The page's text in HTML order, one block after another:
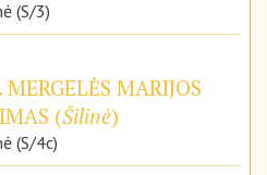
(S/3)
MERGELĖS MARIJOS
(Šilinė)
(S/4c)